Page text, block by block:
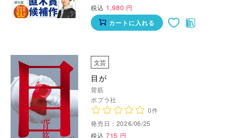
税込 1,980 円
カートに入れる
文芸
目が
背筋
ポプラ社
0件
発売日：2026/06/25
税込 715 円